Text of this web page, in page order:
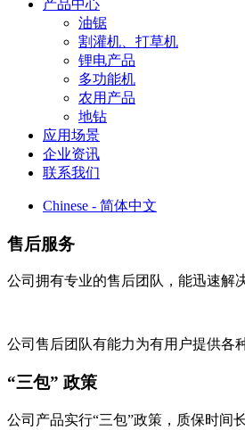
产品中心
油锯
割灌机、打草机
锂电产品
多功能机
农用产品
地钻
应用场景
企业资讯
联系我们
Chinese - 简体中文
售后服务
公司拥有专业的售后团队，能迅速解
公司售后团队有能力为有用户提供各
“三包” 政策
公司产品实行“三包”政策，质保时间